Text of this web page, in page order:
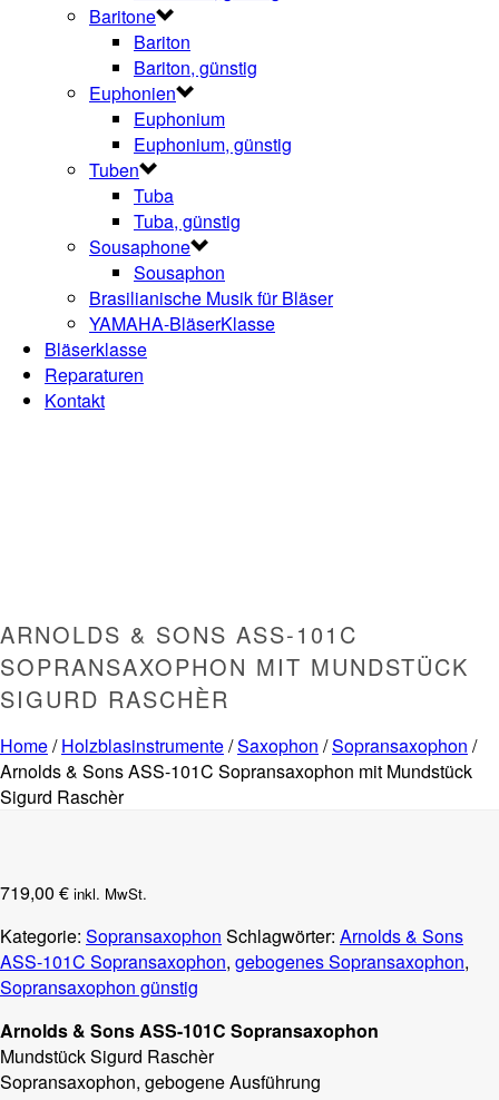
Baritone
Bariton
Bariton, günstig
Euphonien
Euphonium
Euphonium, günstig
Tuben
Tuba
Tuba, günstig
Sousaphone
Sousaphon
Brasilianische Musik für Bläser
YAMAHA-BläserKlasse
Bläserklasse
Reparaturen
Kontakt
ARNOLDS & SONS ASS-101C
SOPRANSAXOPHON MIT MUNDSTÜCK
SIGURD RASCHÈR
Home/Holzblasinstrumente/Saxophon /Sopransaxophon /
Arnolds & Sons ASS-101C Sopransaxophon mit Mundstück
Sigurd Raschèr
719,00 € inkl. MwSt.
Kategorie: Sopransaxophon Schlagwörter: Arnolds & Sons
ASS-101C Sopransaxophon, gebogenes Sopransaxophon,
Sopransaxophon günstig
Arnolds & Sons ASS-101C Sopransaxophon
Mundstück Sigurd Raschèr
Sopransaxophon, gebogene Ausführung